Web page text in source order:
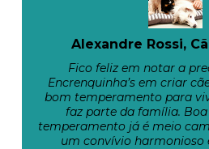
Alexandre Rossi,
Fico feliz em notar a
Encrenquinha’s em criar
bom temperamento para
faz parte da família.
temperamento já é meio
um convívio harmonioso